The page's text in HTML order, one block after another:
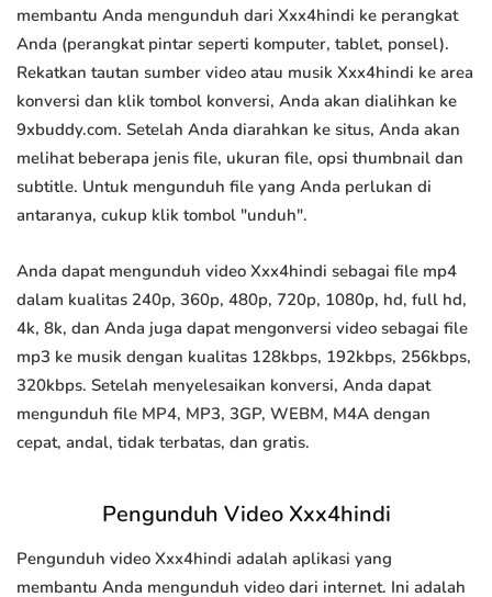
membantu Anda mengunduh dari Xxx4hindi ke perangkat
Anda (perangkat pintar seperti komputer, tablet, ponsel).
Rekatkan tautan sumber video atau musik Xxx4hindi ke area
konversi dan klik tombol konversi, Anda akan dialihkan ke
9xbuddy.com. Setelah Anda diarahkan ke situs, Anda akan
melihat beberapa jenis file, ukuran file, opsi thumbnail dan
subtitle. Untuk mengunduh file yang Anda perlukan di
antaranya, cukup klik tombol "unduh".
Anda dapat mengunduh video Xxx4hindi sebagai file mp4
dalam kualitas 240p, 360p, 480p, 720p, 1080p, hd, full hd,
4k, 8k, dan Anda juga dapat mengonversi video sebagai file
mp3 ke musik dengan kualitas 128kbps, 192kbps, 256kbps,
320kbps. Setelah menyelesaikan konversi, Anda dapat
mengunduh file MP4, MP3, 3GP, WEBM, M4A dengan
cepat, andal, tidak terbatas, dan gratis.
Pengunduh Video Xxx4hindi
Pengunduh video Xxx4hindi adalah aplikasi yang
membantu Anda mengunduh video dari internet. Ini adalah